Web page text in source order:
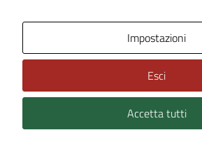
Technical Design s.r.l.
Impostazioni
Esci
Accetta tutti